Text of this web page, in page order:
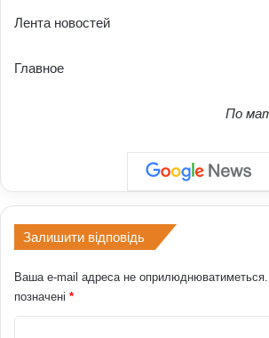
Лента новостей
Главное
По
Залишити відповідь
Ваша e-mail адреса не оприлюднюватиметься.
позначені *